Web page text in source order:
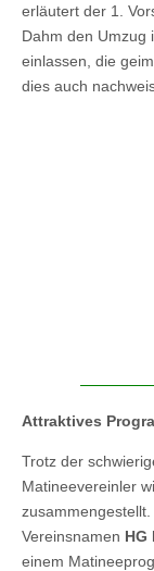
erläutert der 1.
Dahm den Umzug
einlassen, die
dies auch
Attraktives
Trotz der
Matineevereinler
Vereinsnamen HG
einem